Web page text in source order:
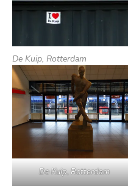
De Kuip, Rotterdam
De Kuip, Rotterdam